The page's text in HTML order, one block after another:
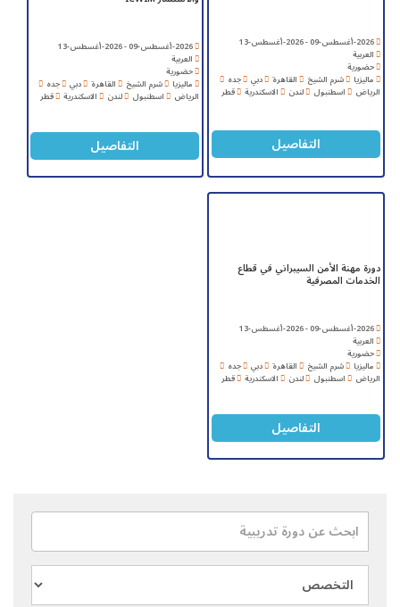
2026-أغسطس-09 - 2026-أغسطس-13
العربية
حضورية
ماليزيا شرم الشيخ القاهرة دبي جده
الرياض اسطنبول لندن الاسكندرية قطر
التفاصيل
2026-أغسطس-09 - 2026-أغسطس-13
العربية
حضورية
ماليزيا شرم الشيخ القاهرة دبي جده
الرياض اسطنبول لندن الاسكندرية قطر
التفاصيل
دورة مهنة الأمن السيبراني في قطاع
الخدمات المصرفية
2026-أغسطس-09 - 2026-أغسطس-13
العربية
حضورية
ماليزيا شرم الشيخ القاهرة دبي جده
الرياض اسطنبول لندن الاسكندرية قطر
التفاصيل